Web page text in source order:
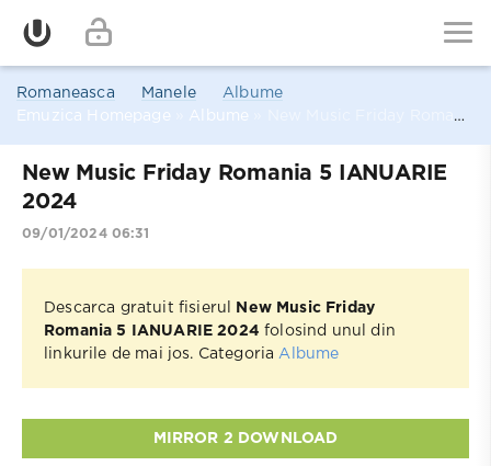
Romaneasca Manele
Albume
Emuzica Homepage
Albume
New Music Friday Romania 5 IANUARIE
2024
09/01/2024 06:31
Descarca gratuit fisierul
New Music Friday
Romania 5 IANUARIE 2024 folosind unul din
linkurile de mai jos. Categoria Albume
MIRROR 2 DOWNLOAD